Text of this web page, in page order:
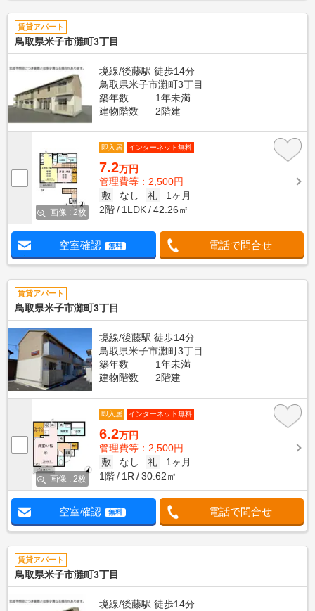
賃貸アパート
鳥取県米子市灘町3丁目
境線/後藤駅 徒歩14分
鳥取県米子市灘町3丁目
築年数
1年未満
建物階数
2階建
画像 : 2枚
即入居 インターネット無料
7.2万円
管理費等：2,500円
敷
なし 礼
1ヶ月
2階
1LDK 42.26㎡
空室確認 無料 電話で問合せ
賃貸アパート
鳥取県米子市灘町3丁目
境線/後藤駅 徒歩14分
鳥取県米子市灘町3丁目
築年数
1年未満
建物階数
2階建
画像 : 2枚
即入居 インターネット無料
6.2万円
管理費等：2,500円
敷
なし 礼
1ヶ月
1階
1R 30.62㎡
空室確認 無料 電話で問合せ
賃貸アパート
鳥取県米子市灘町3丁目
境線/後藤駅 徒歩14分